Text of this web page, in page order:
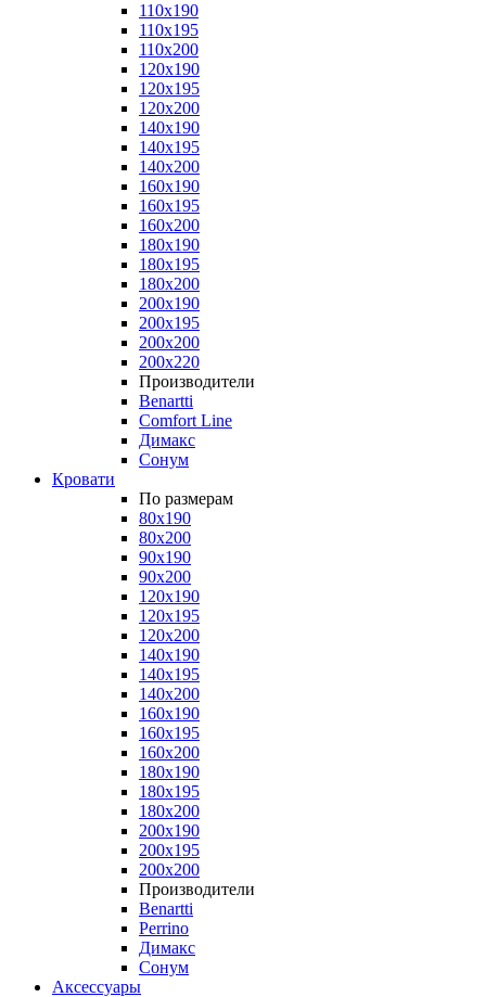
110x190
110x195
110x200
120x190
120x195
120x200
140x190
140x195
140x200
160x190
160x195
160x200
180x190
180x195
180x200
200x190
200x195
200x200
200x220
Производители
Benartti
Comfort Line
Димакс
Сонум
Кровати
По размерам
80x190
80x200
90x190
90x200
120x190
120x195
120x200
140x190
140x195
140x200
160x190
160x195
160x200
180x190
180x195
180x200
200x190
200x195
200x200
Производители
Benartti
Perrino
Димакс
Сонум
Аксессуары